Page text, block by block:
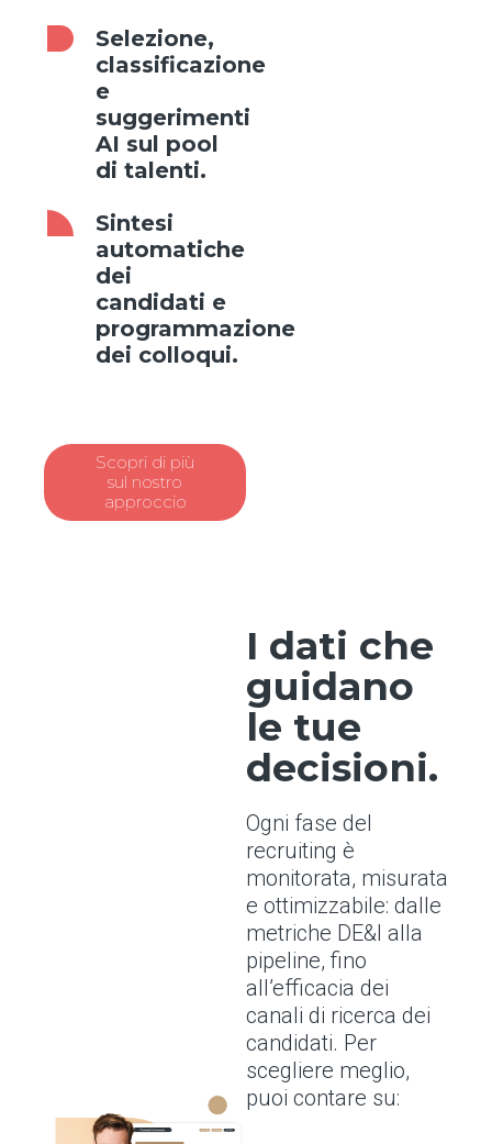
Selezione,
classificazione
e
suggerimenti
AI sul pool
di talenti.
Sintesi
automatiche
dei
candidati e
programmazione
dei colloqui.
Scopri di più
sul nostro
approccio
I dati che
guidano
le tue
decisioni.
Ogni fase del
recruiting è
monitorata, misurata
e ottimizzabile: dalle
metriche DE&I alla
pipeline, fino
all’efficacia dei
canali di ricerca dei
candidati. Per
scegliere meglio,
puoi contare su: